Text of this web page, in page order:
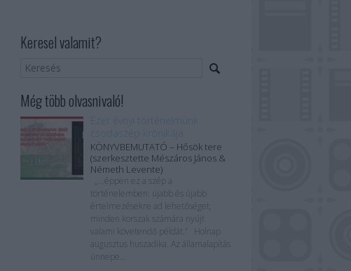
Keresel valamit?
Még több olvasnivaló!
Ezer évnyi történelmünk
csodaszép krónikája
KÖNYVBEMUTATÓ – Hősök tere
(szerkesztette Mészáros János &
Németh Levente)
„…éppen ez a szép a
történelemben: újabb és újabb
értelmezésekre ad lehetőséget,
minden korszak számára nyújt
valami követendő példát.” Holnap
augusztus huszadika. Az államalapítás
ünnepe...